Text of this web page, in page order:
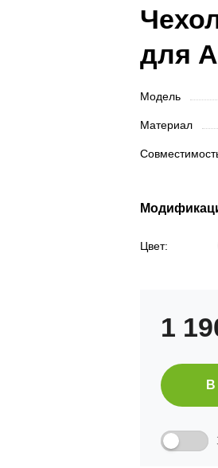
для
Модель
Материал
Цвет:
1
В